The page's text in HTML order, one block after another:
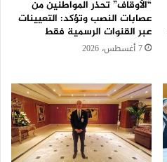
“الأوقاف” تحذر المواطنين من
عصابات النصب وتؤكد: التعيينات
عبر القنوات الرسمية فقط
7 أغسطس، 2026